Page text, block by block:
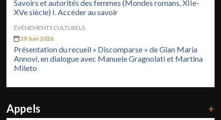
Savoirs et autorités des femmes (Mondes romans, XIIe-
XVe siècle) I. Accéder au savoir
ÉVÉNEMENTS CULTURELS
29 Juin 2026
Présentation du recueil « Discomparse » de Gian Maria
Annovi, en dialogue avec Manuele Gragnolati et Martina
Mileto
Appels +